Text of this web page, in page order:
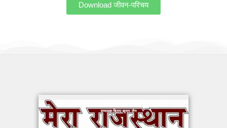
Download जीवन-परिचय